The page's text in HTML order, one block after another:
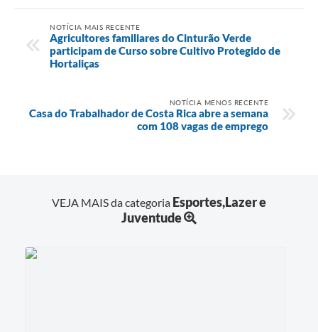
NOTÍCIA MAIS RECENTE
Agricultores familiares do Cinturão Verde
participam de Curso sobre Cultivo Protegido de
Hortaliças
NOTÍCIA MENOS RECENTE
Casa do Trabalhador de Costa Rica abre a semana
com 108 vagas de emprego
VEJA MAIS da categoria Esportes,Lazer e
Juventude